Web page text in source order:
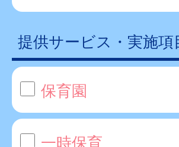
提供サービス・実施
保育園
一時保育